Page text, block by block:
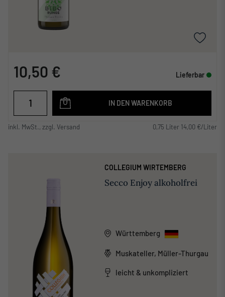
10,50 € Lieferbar
IN DEN WARENKORB
inkl. MwSt., zzgl. Versand 0,75 Liter 14,00 €/Liter
COLLEGIUM WIRTEMBERG
Secco Enjoy alkoholfrei
Württemberg
Muskateller, Müller-Thurgau
leicht & unkompliziert